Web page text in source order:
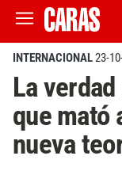
INTERNACIONAL23-
La
que mató
nueva